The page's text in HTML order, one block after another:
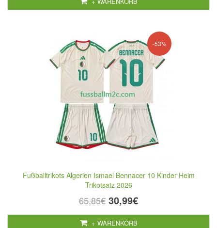
-53%
Fußballtrikots Algerien Ismael Bennacer 10 Kinder Heim
Trikotsatz 2026
65,85€ 30,99€
+ WARENKORB